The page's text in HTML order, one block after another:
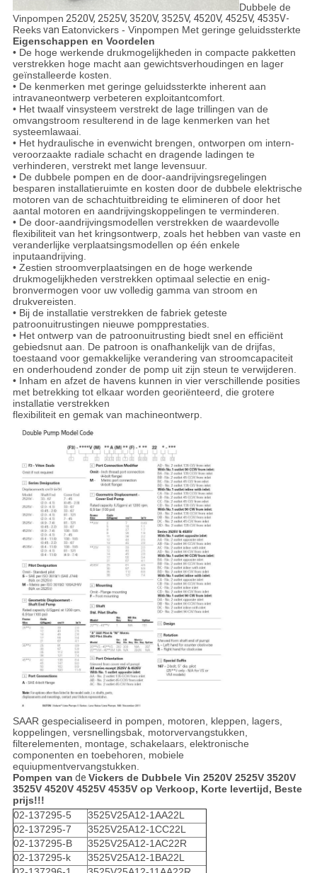
Dubbele de
Vinpompen 2520V, 2525V, 3520V, 3525V, 4520V, 4525V, 4535V-
Reeksvan Eatonvickers - Vinpompen Met geringe geluidssterkte
Eigenschappen en Voordelen
• De hoge werkende drukmogelijkheden in compacte pakketten
verstrekken hoge macht aan gewichtsverhoudingen en lager
geïnstalleerde kosten.
• De kenmerken met geringe geluidssterkte inherent aan
intravaneontwerp verbeteren exploitantcomfort.
• Het twaalf vinsysteem verstrekt de lage trillingen van de
omvangstroom resulterend in de lage kenmerken van het
systeemlawaai.
• Het hydraulische in evenwicht brengen, ontworpen om intern-
veroorzaakte radiale schacht en dragende ladingen te
verhinderen, verstrekt met lange levensuur.
• De dubbele pompen en de door-aandrijvingsregelingen
besparen installatieruimte en kosten door de dubbele elektrische
motoren van de schachtuitbreiding te elimineren of door het
aantal motoren en aandrijvingskoppelingen te verminderen.
• De door-aandrijvingsmodellen verstrekken de waardevolle
flexibiliteit van het kringsontwerp, zoals het hebben van vaste en
veranderlijke verplaatsingsmodellen op één enkele
inputaandrijving.
• Zestien stroomverplaatsingen en de hoge werkende
drukmogelijkheden verstrekken optimaal selectie en enig-
bronvermogen voor uw volledig gamma van stroom en
drukvereisten.
• Bij de installatie verstrekken de fabriek geteste
patroonuitrustingen nieuwe pompprestaties.
• Het ontwerp van de patroonuitrusting biedt snel en efficiënt
gebiedsnut aan. De patroon is onafhankelijk van de drijfas,
toestaand voor gemakkelijke verandering van stroomcapaciteit
en onderhoudend zonder de pomp uit zijn steun te verwijderen.
• Inham en afzet de havens kunnen in vier verschillende posities
met betrekking tot elkaar worden georiënteerd, die grotere
installatie verstrekken
flexibiliteit en gemak van machineontwerp.
SAAR gespecialiseerd in pompen, motoren, kleppen, lagers,
koppelingen, versnellingsbak, motorvervangstukken,
filterelementen, montage, schakelaars, elektronische
componenten en toebehoren, mobiele
equiupmentvervangstukken.
Pompen van de Vickers de Dubbele Vin 2520V 2525V 3520V
3525V 4520V 4525V 4535V op Verkoop, Korte levertijd, Beste
prijs!!!
02-137295-5
3525V25A12-1AA22L
02-137295-7
3525V25A12-1CC22L
02-137295-B
3525V25A12-1AC22R
02-137295-k
3525V25A12-1BA22L